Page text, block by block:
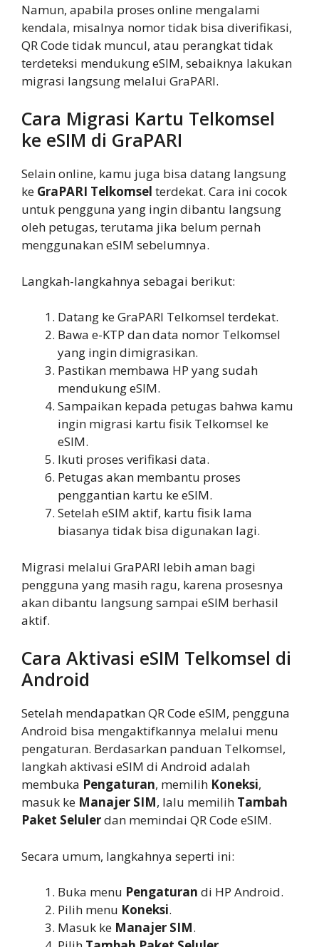
Namun, apabila proses online mengalami
kendala, misalnya nomor tidak bisa diverifikasi,
QR Code tidak muncul, atau perangkat tidak
terdeteksi mendukung eSIM, sebaiknya lakukan
migrasi langsung melalui GraPARI.
Cara Migrasi Kartu Telkomsel
ke eSIM di GraPARI
Selain online, kamu juga bisa datang langsung
ke GraPARI Telkomsel terdekat. Cara ini cocok
untuk pengguna yang ingin dibantu langsung
oleh petugas, terutama jika belum pernah
menggunakan eSIM sebelumnya.
Langkah-langkahnya sebagai berikut:
Datang ke GraPARI Telkomsel terdekat.
Bawa e-KTP dan data nomor Telkomsel
yang ingin dimigrasikan.
Pastikan membawa HP yang sudah
mendukung eSIM.
Sampaikan kepada petugas bahwa kamu
ingin migrasi kartu fisik Telkomsel ke
eSIM.
Ikuti proses verifikasi data.
Petugas akan membantu proses
penggantian kartu ke eSIM.
Setelah eSIM aktif, kartu fisik lama
biasanya tidak bisa digunakan lagi.
Migrasi melalui GraPARI lebih aman bagi
pengguna yang masih ragu, karena prosesnya
akan dibantu langsung sampai eSIM berhasil
aktif.
Cara Aktivasi eSIM Telkomsel di
Android
Setelah mendapatkan QR Code eSIM, pengguna
Android bisa mengaktifkannya melalui menu
pengaturan. Berdasarkan panduan Telkomsel,
langkah aktivasi eSIM di Android adalah
membuka Pengaturan, memilih Koneksi,
masuk ke Manajer SIM, lalu memilih Tambah
Paket Selulerdan memindai QR Code eSIM.
Secara umum, langkahnya seperti ini:
Buka menu Pengaturan di HP Android.
Pilih menu Koneksi.
Masuk ke Manajer SIM.